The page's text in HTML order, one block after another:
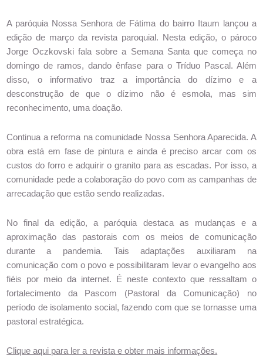
A paróquia Nossa Senhora de Fátima do bairro Itaum lançou a
edição de março da revista paroquial. Nesta edição, o pároco
Jorge Oczkovski fala sobre a Semana Santa que começa no
domingo de ramos, dando ênfase para o Tríduo Pascal. Além
disso, o informativo traz a importância do dízimo e a
desconstrução de que o dízimo não é esmola, mas sim
reconhecimento, uma doação.
Continua a reforma na comunidade Nossa Senhora Aparecida. A
obra está em fase de pintura e ainda é preciso arcar com os
custos do forro e adquirir o granito para as escadas. Por isso, a
comunidade pede a colaboração do povo com as campanhas de
arrecadação que estão sendo realizadas.
No final da edição, a paróquia destaca as mudanças e a
aproximação das pastorais com os meios de comunicação
durante a pandemia. Tais adaptações auxiliaram na
comunicação com o povo e possibilitaram levar o evangelho aos
fiéis por meio da internet. É neste contexto que ressaltam o
fortalecimento da Pascom (Pastoral da Comunicação) no
período de isolamento social, fazendo com que se tornasse uma
pastoral estratégica.
Clique aqui para ler a revista e obter mais informações.